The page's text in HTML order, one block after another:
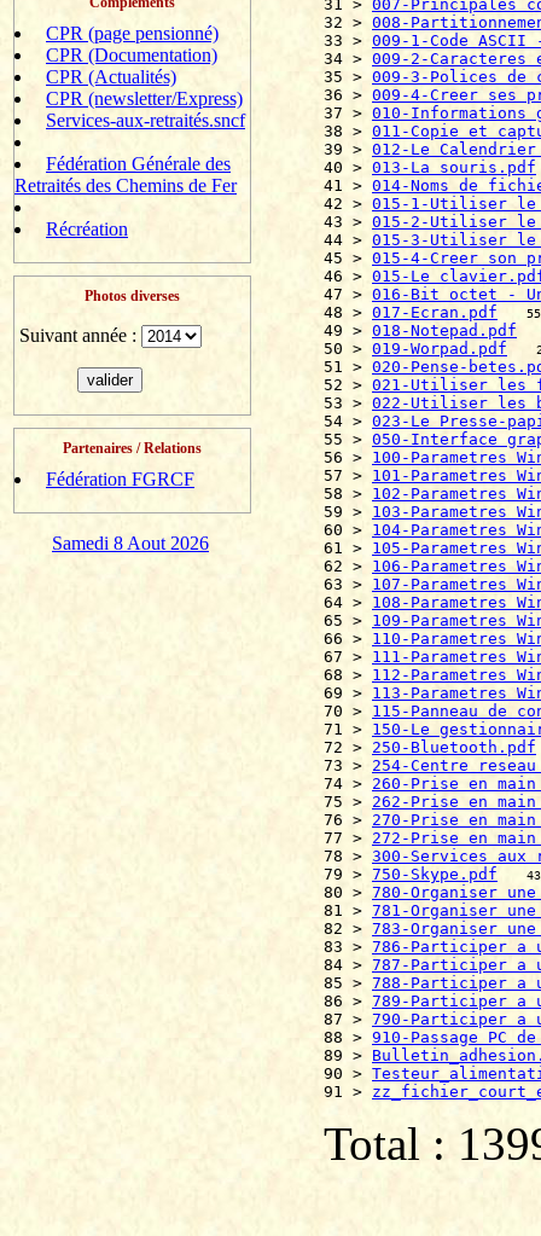
CPR (page pensionné)
CPR (Documentation)
CPR (Actualités)
CPR (newsletter/Express)
Services-aux-retraités.sncf
Fédération Générale des
Retraités des Chemins de Fer
Récréation
Photos diverses
Suivant année :
Partenaires / Relations
Fédération FGRCF
Samedi 8 Aout 2026
31 > 007-Principales
32 > 008-
33 > 009-1-Code
34 > 009-2-Caracteres
35 > 009-3-Polices de
36 > 009-4-Creer ses
37 > 010-
38 > 011-Copie et
39 > 012-Le Calendrier
40 > 013-La souris.pdf
41 > 014-Noms de
42 > 015-1-Utiliser le
43 > 015-2-Utiliser le
44 > 015-3-Utiliser le
45 > 015-4-Creer son
46 > 015-Le
47 > 016-Bit octet -
48 > 017-Ecran.pdf
49 > 018-Notepad.pdf
50 > 019-Worpad.pdf
51 > 020-Pense-
52 > 021-Utiliser les
53 > 022-Utiliser les
54 > 023-Le Presse-
55 > 050-Interface
56 > 100-Parametres
57 > 101-Parametres
58 > 102-Parametres
59 > 103-Parametres
60 > 104-Parametres
61 > 105-Parametres
62 > 106-Parametres
63 > 107-Parametres
64 > 108-Parametres
65 > 109-Parametres
66 > 110-Parametres
67 > 111-Parametres
68 > 112-Parametres
69 > 113-Parametres
70 > 115-Panneau de
71 > 150-Le
72 > 250-Bluetooth.pdf
73 > 254-Centre
74 > 260-Prise en
75 > 262-Prise en
76 > 270-Prise en
77 > 272-Prise en
78 > 300-Services
79 > 750-Skype.pdf
80 > 780-Organiser
81 > 781-Organiser
82 > 783-Organiser
83 > 786-Participer a
84 > 787-Participer a
85 > 788-Participer a
86 > 789-Participer a
87 > 790-Participer a
88 > 910-Passage PC
89 >
90 >
91 >
Total :